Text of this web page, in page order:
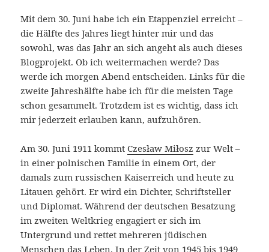
Mit dem 30. Juni habe ich ein Etappenziel erreicht –
die Hälfte des Jahres liegt hinter mir und das
sowohl, was das Jahr an sich angeht als auch dieses
Blogprojekt. Ob ich weitermachen werde? Das
werde ich morgen Abend entscheiden. Links für die
zweite Jahreshälfte habe ich für die meisten Tage
schon gesammelt. Trotzdem ist es wichtig, dass ich
mir jederzeit erlauben kann, aufzuhören.
Am 30. Juni 1911 kommt Czesław Miłosz zur Welt –
in einer polnischen Familie in einem Ort, der
damals zum russischen Kaiserreich und heute zu
Litauen gehört. Er wird ein Dichter, Schriftsteller
und Diplomat. Während der deutschen Besatzung
im zweiten Weltkrieg engagiert er sich im
Untergrund und rettet mehreren jüdischen
Menschen das Leben. In der Zeit von 1945 bis 1949